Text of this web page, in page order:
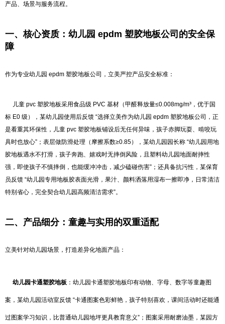
产品、场景与服务流程。
一、核心资质：幼儿园 epdm 塑胶地板公司的安全保
障
作为专业幼儿园 epdm 塑胶地板公司，立美严控产品安全标准：
儿童 pvc 塑胶地板采用食品级 PVC 基材（甲醛释放量≤0.008mg/m³，优于国
标 E0 级），某幼儿园使用后反馈 “选择立美作为幼儿园 epdm 塑胶地板公司，正
是看重其环保性，儿童 pvc 塑胶地板铺设后无任何异味，孩子赤脚玩耍、啃咬玩
具时也放心”；表层做防滑处理（摩擦系数≥0.85），某幼儿园园长称 “幼儿园用地
胶地板遇水不打滑，孩子奔跑、嬉戏时无摔倒风险，且塑料幼儿园地面耐摔性
强，即使孩子不慎摔倒，也能缓冲冲击，减少磕碰伤害”；还具备抗污性，某保育
员反馈 “幼儿园专用地板胶表面光滑，果汁、颜料洒落用湿布一擦即净，日常清洁
特别省心，完全契合幼儿园高频清洁需求”。
二、产品细分：童趣与实用的双重适配
立美针对幼儿园场景，打造差异化地面产品：
幼儿园卡通塑胶地板 ：幼儿园卡通塑胶地板印有动物、字母、数字等童趣图
案，某幼儿园活动室反馈 “卡通图案色彩鲜艳，孩子特别喜欢，课间活动时还能通
过图案学习知识，比普通幼儿园地坪更具教育意义”；图案采用耐磨油墨，某园方